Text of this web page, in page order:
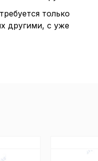
только
другими, с уже
Политика в